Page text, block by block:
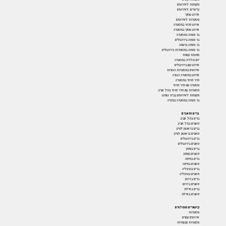
מקומות לאירועים
קייטרינג לאירועים
אירוע עסקי
מסעדות לאירועים
אירוע פרטי במסעדה
אירוע עסקי במסעדה
בר מצווה במסעדה
בר מצווה בירושלים
בר מצווה ברעננה
בר מצווה במסעדות בירושלים
חתונות קטנות
יום הולדת במסעדה
אירוע קטן בירושלים
אירועים במסעדות כשרות
אירוע במסעדה כשרה
חדר פרטי במסעדה
מסעדה עם חדר פרטי
מסעדות עם חדר פרטי בתל אביב
מקומות לאירועים בבית שמש
בר מצווה במסעדה בנתניה
ברים ופאבים
ברים בתל אביב
פאבים בתל אביב
ברים בראשון לציון
פאבים בראשון לציון
ברים בירושלים
פאבים בירושלים
ברים בצפון
פאבים בצפון
ברים בחיפה
פאבים בחיפה
ברים בהרצליה
פאבים בהרצליה
ברים בדרום
פאבים בדרום
ברים באילת
פאבים באילת
קישורים מומלצים
מסעדות
אירועים קטנים
מסעדות טבעוניות